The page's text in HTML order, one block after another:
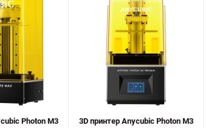
Photon M3
3D принтер Anycubic Photon M3